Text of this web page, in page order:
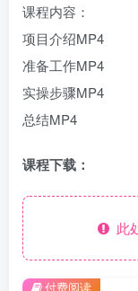
课程内容：
项目介绍MP4
准备工作MP4
实操步骤MP4
总结MP4
课程下载：
此
付费阅读